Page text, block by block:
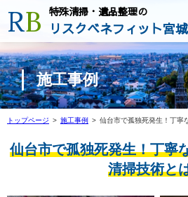
RB 特殊清掃・遺品整理の
リスクベネフィット宮
施工事例
トップページ > 施工事例 > 仙台市で孤独死発生！丁寧
仙台市で孤独死発生！丁寧
清掃技術と